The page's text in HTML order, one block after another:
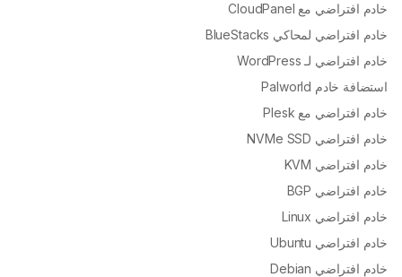
خادم افتراضي مع CloudPanel
خادم افتراضي لمحاكي BlueStacks
خادم افتراضي لـ WordPress
استضافة خادم Palworld
خادم افتراضي مع Plesk
خادم افتراضي NVMe SSD
خادم افتراضي KVM
خادم افتراضي BGP
خادم افتراضي Linux
خادم افتراضي Ubuntu
خادم افتراضي Debian